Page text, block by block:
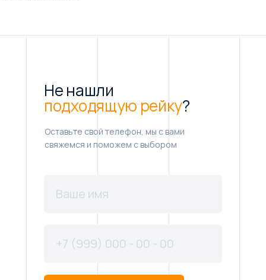
Не нашли
подходящую рейку?
Оставьте свой телефон, мы с вами
свяжемся и поможем с выбором